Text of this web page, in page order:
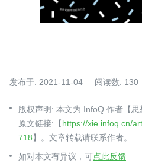
发布于: 2021-11-04 阅读数: 130
版权声明: 本文为 InfoQ 作者【思
原文链接:【https://xie.infoq.cn/
718】。文章转载请联系作者。
如对本文有异议，可点此反馈